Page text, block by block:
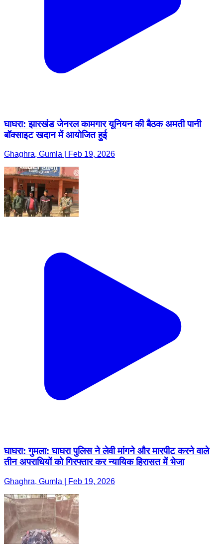
घाघरा: झारखंड जेनरल कामगार यूनियन की बैठक अमती पानी
बॉक्साइट खदान में आयोजित हुई
Ghaghra, Gumla | Feb 19, 2026
घाघरा: गुमला: घाघरा पुलिस ने लेवी मांगने और मारपीट करने वाले
तीन अपराधियों को गिरफ्तार कर न्यायिक हिरासत में भेजा
Ghaghra, Gumla | Feb 19, 2026